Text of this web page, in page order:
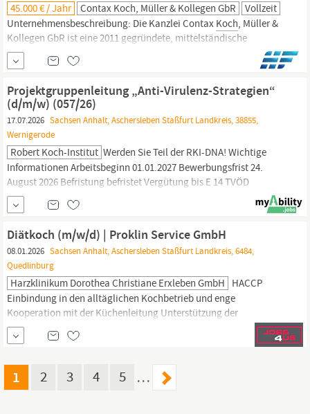
45.000 € / Jahr Contax Koch, Müller & Kollegen GbR
Vollzeit
Unternehmensbeschreibung: Die Kanzlei Contax Koch, Müller &
Kollegen GbR ist eine 2011 gegründete, mittelständische
Steuerberatungsgesellschaft mit Sitz in Wurzen. Mit unserem
engagierten Team von 16 Mitarbeitenden stehen wir für hohe
Mandantenbetreuung. Aufgrund unseresanhaltenden...
Projektgruppenleitung „Anti-Virulenz-Strategien“
(d/m/w) (057/26)
17.07.2026 Sachsen Anhalt, Aschersleben Staßfurt Landkreis, 38855,
Wernigerode
Robert Koch-Institut Werden Sie Teil der RKI-DNA! Wichtige
Informationen Arbeitsbeginn 01.01.2027 Bewerbungsfrist 24.
August 2026 Befristung befristet Vergütung bis E 14 TVÖD
Standort Wernigerode Referenznummer 057/26 Das RobertKoch-
Institut - das sind ca. 1.500 Köpfe aus über 52 Nationen mit einem
Ziel: Die Gesundheit der Menschen zu schützen.
Diätkoch (m/w/d) | Proklin Service GmbH
08.01.2026 Sachsen Anhalt, Aschersleben Staßfurt Landkreis, 6484,
Quedlinburg
Harzklinikum Dorothea Christiane Erxleben GmbH HACCP
Einbindung in den alltäglichen Kochbetrieb und enge
Kooperation mit der Küchenleitung Unterstützung der
Küchenleitung beim Wareneinkauf und arbeiten mit dem
Warenwirtschafts- und Menüerfassungssystem Das bringen Sie
Abschluss Zusatzqualifikation Diätkoch oder diätisch
geschulter...
1 2 3 4 5 …